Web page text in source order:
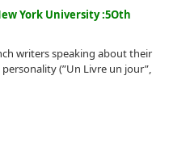
York University :5Oth
writers speaking about their
(”Un Livre un jour”,